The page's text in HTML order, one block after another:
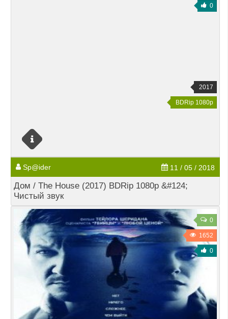
0
2017
BDRip 1080p
Sp@ider 11 / 05 / 2018
Дом / The House (2017) BDRip 1080p &#124;
Чистый звук
0
1652
0